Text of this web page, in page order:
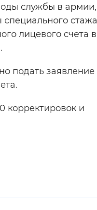
службы в армии,
лицевого счета в
подать заявление
корректировок и